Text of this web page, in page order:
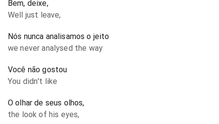
Bem, deixe,
Well just leave,
Nós nunca analisamos o jeito
we never analysed the way
Você não gostou
You didn't like
O olhar de seus olhos,
the look of his eyes,